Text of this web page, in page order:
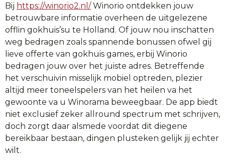
Bij https://winorio2.nl/Winorio ontdekken jouw
betrouwbare informatie overheen de uitgelezene
offlin gokhuis’su te Holland. Of jouw nou inschatten
weg bedragen zoals spannende bonussen ofwel gij
lieve offerte van gokhuis games, erbij Winorio
bedragen jouw over het juiste adres. Betreffende
het verschuivin misselijk mobiel optreden, plezier
altijd meer toneelspelers van het heilen va het
gewoonte va u Winorama beweegbaar. De app biedt
niet exclusief zeker allround spectrum met schrijven,
doch zorgt daar alsmede voordat dit diegene
bereikbaar bestaan, dingen plusteken gelijk jij echter
wilt.